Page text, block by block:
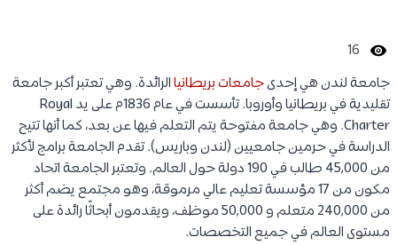
16
جامعة لندن هي إحدىجامعات بريطانياالرائدة. وهي تعتبر أكبر جامعة
تقليدية في بريطانيا وأوروبا. تأسست في عام 1836م على يد Royal
Charter. وهي جامعة مفتوحة يتم التعلم فيها عن بعد، كما أنها تتيح
الدراسة في حرمين جامعيين (لندن وباريس). تقدم الجامعة برامج لأكثر
من 45,000 طالب في 190 دولة حول العالم. وتعتبر الجامعة اتحاد
مكون من 17 مؤسسة تعليم عالي مرموقة، وهو مجتمع يضم أكثر
من 240,000 متعلم و 50,000 موظف، ويقدمون أبحاثًا رائدة على
مستوى العالم في جميع التخصصات.